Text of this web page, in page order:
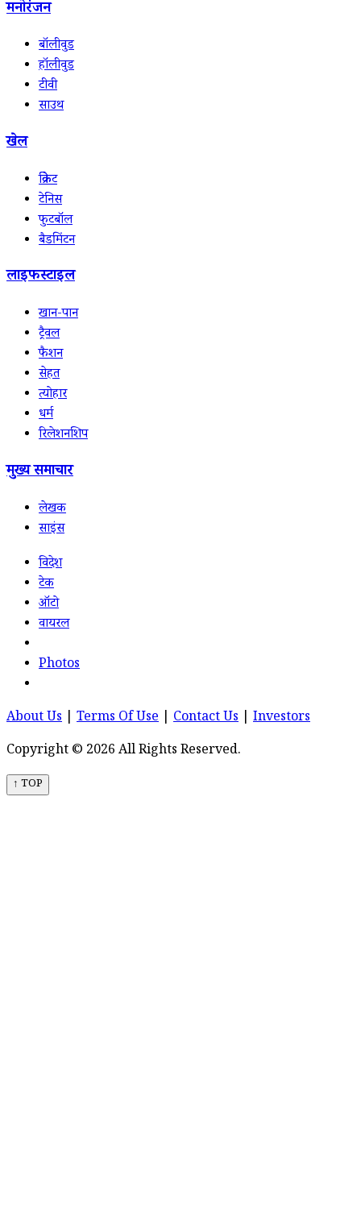
मनोरंजन
बॉलीवुड
हॉलीवुड
टीवी
साउथ
खेल
क्रिकेट
टेनिस
फुटबॉल
बैडमिंटन
लाइफस्टाइल
खान-पान
ट्रैवल
फैशन
सेहत
त्योहार
धर्म
रिलेशनशिप
मुख्य समाचार
लेखक
साइंस
विदेश
टेक
ऑटो
वायरल
Photos
About Us | Terms Of Use | Contact Us | Investors
Copyright © 2026 All Rights Reserved.
↑ TOP